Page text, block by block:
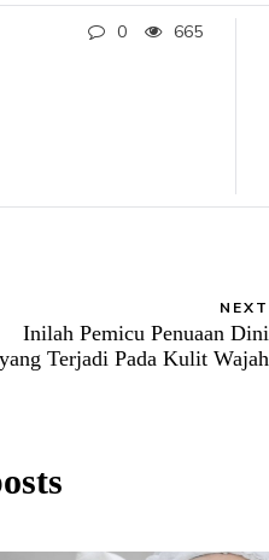
0 665
NEXT
Inilah Pemicu Penuaan Dini
yang Terjadi Pada Kulit Wajah